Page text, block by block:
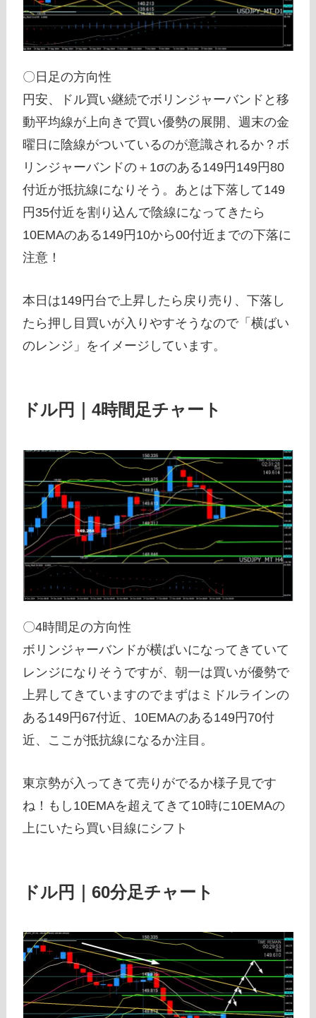
〇日足の方向性
円安、ドル買い継続でボリンジャーバンドと移
動平均線が上向きで買い優勢の展開、週末の金
曜日に陰線がついているのが意識されるか？ボ
リンジャーバンドの＋1σのある149円149円80
付近が抵抗線になりそう。あとは下落して149
円35付近を割り込んで陰線になってきたら
10EMAのある149円10から00付近までの下落に
注意！
本日は149円台で上昇したら戻り売り、下落し
たら押し目買いが入りやすそうなので「横ばい
のレンジ」をイメージしています。
ドル円｜4時間足チャート
〇4時間足の方向性
ボリンジャーバンドが横ばいになってきていて
レンジになりそうですが、朝一は買いが優勢で
上昇してきていますのでまずはミドルラインの
ある149円67付近、10EMAのある149円70付
近、ここが抵抗線になるか注目。
東京勢が入ってきて売りがでるか様子見です
ね！もし10EMAを超えてきて10時に10EMAの
上にいたら買い目線にシフト
ドル円｜60分足チャート